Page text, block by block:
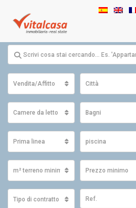
Vendita/Affitto Città
Camere da letto Bagni
Prima linea piscina
m² terreno minimo Prezzo minimo
Tipo di contratto